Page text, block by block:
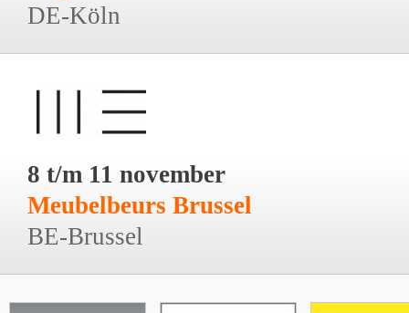
DE-Köln
8 t/m 11 november
Meubelbeurs Brussel
BE-Brussel